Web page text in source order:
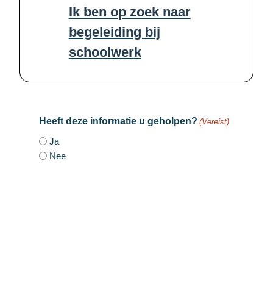
Ik ben op zoek naar
begeleiding bij
schoolwerk
Heeft deze informatie u geholpen? (Vereist)
Ja
Nee